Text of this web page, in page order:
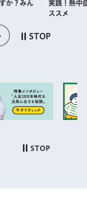
表示 次のスライドを
STOP
か？みん
実践！熱中
ススメ
表示 次のスライドを表
STOP